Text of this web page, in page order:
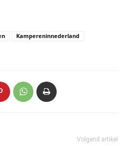
Kampereninnederland
Volgend artikel